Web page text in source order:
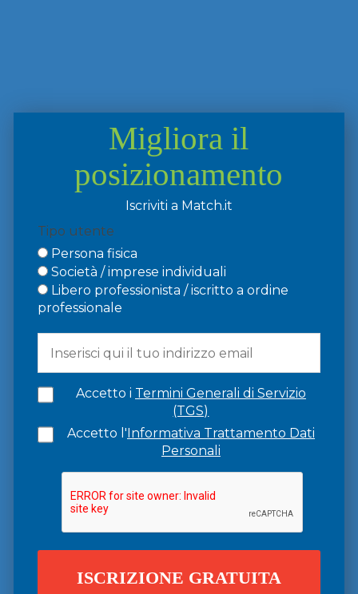
Migliora il
posizionamento
Iscriviti a Match.it
Tipo utente
Persona fisica
Società / imprese individuali
Libero professionista / iscritto a ordine
professionale
Accetto i Termini Generali di Servizio
(TGS)
Accetto l'Informativa Trattamento Dati
Personali